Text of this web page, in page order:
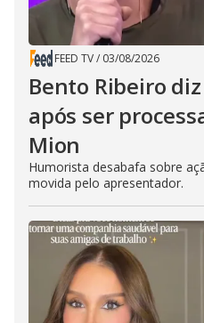
FEED TV/ 03/08/2026
Bento Ribeiro
após ser
Mion
Humorista desabafa sobre
movida pelo apresentador.